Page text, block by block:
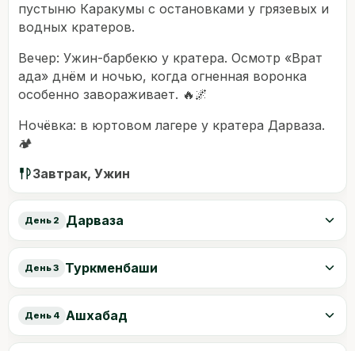
пустыню Каракумы с остановками у грязевых и
водных кратеров.
Вечер: Ужин-барбекю у кратера. Осмотр «Врат
ада» днём и ночью, когда огненная воронка
особенно завораживает. 🔥🌌
Ночёвка: в юртовом лагере у кратера Дарваза.
🏕️
Завтрак, Ужин
День 2 Дарваза
День 3 Туркменбаши
День 4 Ашхабад